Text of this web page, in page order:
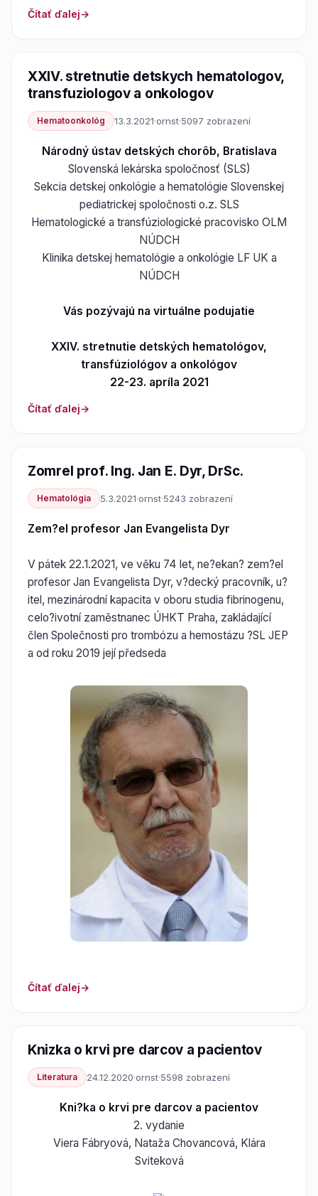
Čítať ďalej
XXIV. stretnutie detskych hematologov,
transfuziologov a onkologov
Hematoonkológ 13.3.2021·ornst·5097 zobrazení
Národný ústav detských chorôb, Bratislava
Slovenská lekárska spoločnosť (SLS)
Sekcia detskej onkológie a hematológie Slovenskej
pediatrickej spoločnosti o.z. SLS
Hematologické a transfúziologické pracovisko OLM
NÚDCH
Klinika detskej hematológie a onkológie LF UK a
NÚDCH
Vás pozývajú na virtuálne podujatie
XXIV. stretnutie detských hematológov,
transfúziológov a onkológov
22-23. apríla 2021
Čítať ďalej
Zomrel prof. Ing. Jan E. Dyr, DrSc.
Hematológia 5.3.2021·ornst·5243 zobrazení
Zem?el profesor Jan Evangelista Dyr
V pátek 22.1.2021, ve věku 74 let, ne?ekan? zem?el
profesor Jan Evangelista Dyr, v?decký pracovník, u?
itel, mezinárodní kapacita v oboru studia fibrinogenu,
celo?ivotní zaměstnanec ÚHKT Praha, zakládající
člen Společnosti pro trombózu a hemostázu ?SL JEP
a od roku 2019 její předseda
Čítať ďalej
Knizka o krvi pre darcov a pacientov
Literatura 24.12.2020·ornst·5598 zobrazení
Kni?ka o krvi pre darcov a pacientov
2. vydanie
Viera Fábryová, Nataža Chovancová, Klára
Sviteková